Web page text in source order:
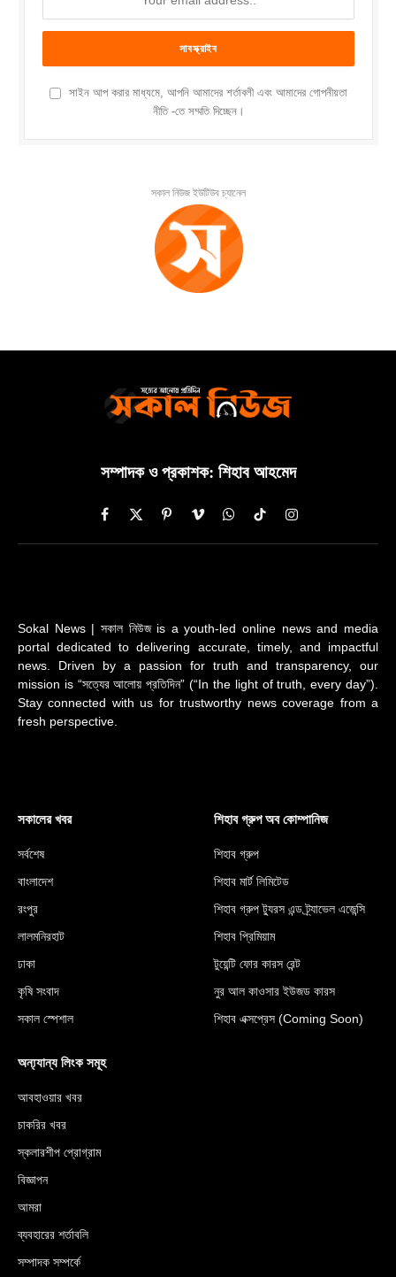
সাইন আপ করার মাধ্যমে, আপনি আমাদের শর্তাবলী এবং আমাদের গোপনীয়তা
নীতি -তে সম্মতি দিচ্ছেন।
সকাল নিউজ ইউটিউব চ্যানেল
সম্পাদক ও প্রকাশক: শিহাব আহমেদ
Facebook
X
(Twitter)
PinterestVimeoWhatsAppTikTokInstagram
Sokal News | সকাল নিউজ is a youth-led online news and media
portal dedicated to delivering accurate, timely, and impactful
news. Driven by a passion for truth and transparency, our
mission is “সত্যের আলোয় প্রতিদিন” (“In the light of truth, every day”).
Stay connected with us for trustworthy news coverage from a
fresh perspective.
সকালের খবর
সর্বশেষ
বাংলাদেশ
রংপুর
লালমনিরহাট
ঢাকা
কৃষি সংবাদ
সকাল স্পেশাল
শিহাব গ্রুপ অব কোম্পানিজ
শিহাব গ্রুপ
শিহাব মার্ট লিমিটেড
শিহাব গ্রুপ ট্যুরস এন্ড ট্র্যাভেল এজেন্সি
শিহাব প্রিমিয়াম
টুয়েন্টি ফোর কারস রেন্ট
নুর আল কাওসার ইউজড কারস
শিহাব এক্সপ্রেস (Coming Soon)
অন্য্যান্য লিংক সমূহ
আবহাওয়ার খবর
চাকরির খবর
স্কলারশীপ প্রোগ্রাম
বিজ্ঞাপন
আমরা
ব্যবহারের শর্তাবলি
সম্পাদক সম্পর্কে